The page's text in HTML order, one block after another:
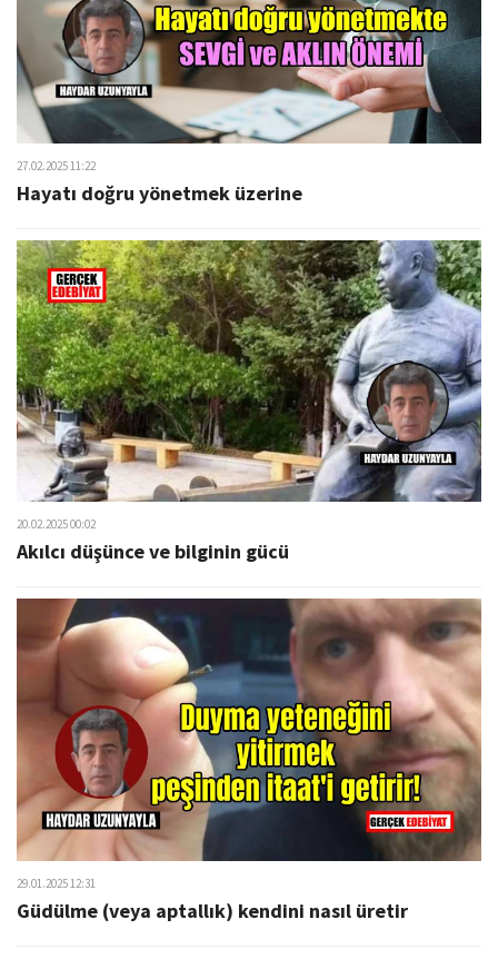
27.02.2025 11:22
Hayatı doğru yönetmek üzerine
20.02.2025 00:02
Akılcı düşünce ve bilginin gücü
29.01.2025 12:31
Güdülme (veya aptallık) kendini nasıl üretir